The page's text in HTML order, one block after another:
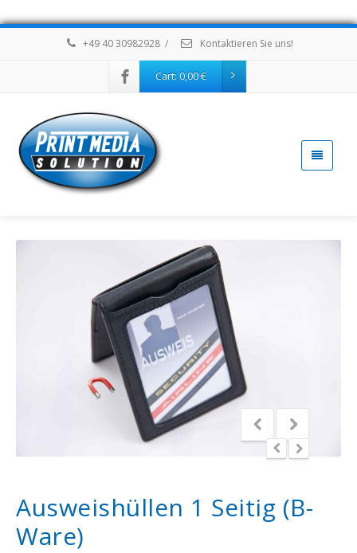
+49 40 30982928 / Kontaktieren Sie uns!
Cart: 0,00€
Ausweishüllen 1 Seitig (B-
Ware)